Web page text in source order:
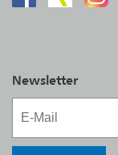
Newsletter